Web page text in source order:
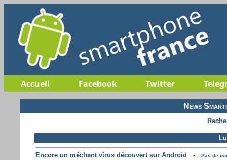
Accueil Facebook Twitter
News
Encore un méchant virus découvert sur Android -
Pas de